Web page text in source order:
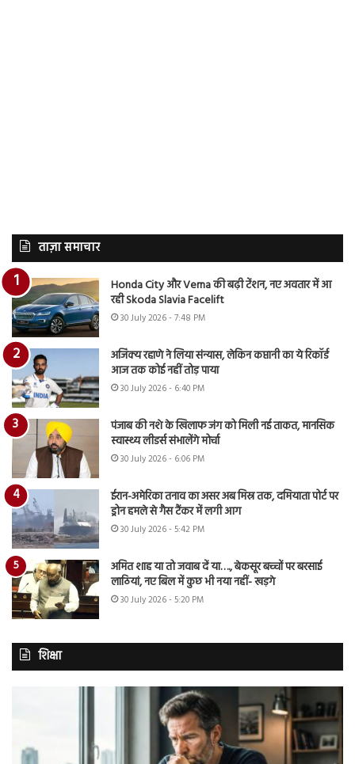
ताज़ा समाचार
Honda City और Verna की बढ़ी टेंशन, नए अवतार में आ
रही Skoda Slavia Facelift
30 July 2026 - 7:48 PM
अजिंक्य रहाणे ने लिया संन्यास, लेकिन कप्तानी का ये रिकॉर्ड
आज तक कोई नहीं तोड़ पाया
30 July 2026 - 6:40 PM
पंजाब की नशे के खिलाफ जंग को मिली नई ताकत, मानसिक
स्वास्थ्य लीडर्स संभालेंगे मोर्चा
30 July 2026 - 6:06 PM
ईरान-अमेरिका तनाव का असर अब मिस्र तक, दमियाता पोर्ट पर
ड्रोन हमले से गैस टैंकर में लगी आग
30 July 2026 - 5:42 PM
अमित शाह या तो जवाब दें या…., बेकसूर बच्चों पर बरसाई
लाठियां, नए बिल में कुछ भी नया नहीं- खड़गे
30 July 2026 - 5:20 PM
शिक्षा